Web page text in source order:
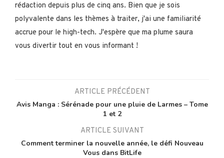
rédaction depuis plus de cinq ans. Bien que je sois
polyvalente dans les thèmes à traiter, j'ai une familiarité
accrue pour le high-tech. J'espère que ma plume saura
vous divertir tout en vous informant !
ARTICLE PRÉCÉDENT
Avis Manga : Sérénade pour une pluie de Larmes – Tome
1 et 2
ARTICLE SUIVANT
Comment terminer la nouvelle année, le défi Nouveau
Vous dans BitLife